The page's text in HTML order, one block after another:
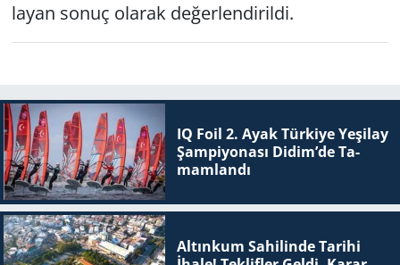
la­yan sonuç ola­rak de­ğer­len­di­ril­di.
IQ Foil 2. Ayak Tür­ki­ye Ye­şi­lay
Şam­pi­yo­na­sı Didim’de Ta­
mam­lan­dı
Altınkum Sahilinde Tarihi